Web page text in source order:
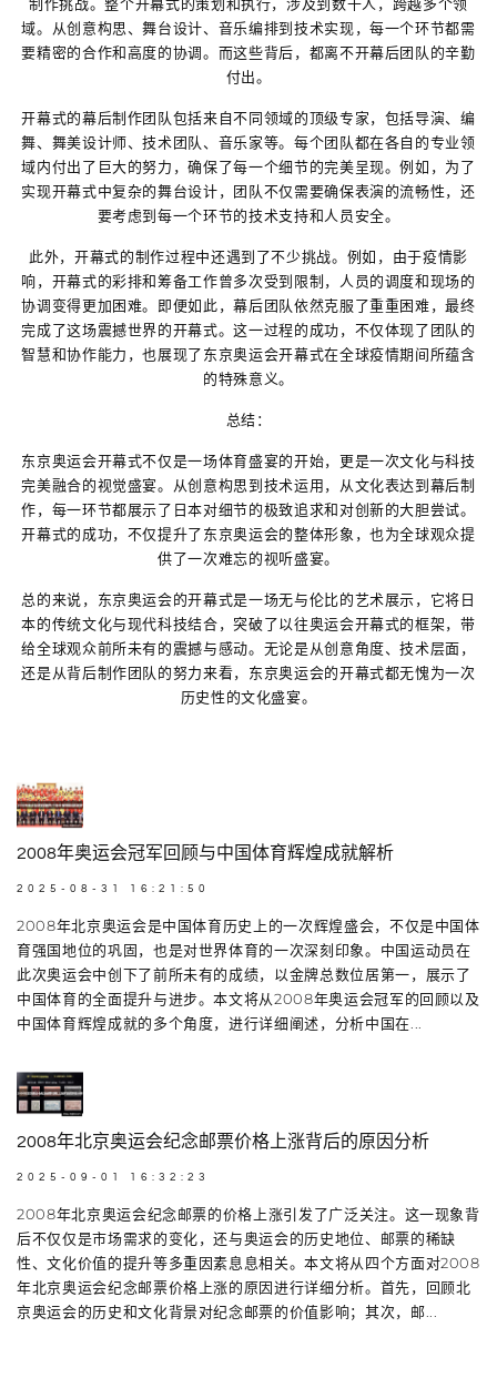
域。从创意构思、舞台设计、音乐编排到技术实现，每一个环节都需
要精密的合作和高度的协调。而这些背后，都离不开幕后团队的辛勤
付出。
开幕式的幕后制作团队包括来自不同领域的顶级专家，包括导演、编
舞、舞美设计师、技术团队、音乐家等。每个团队都在各自的专业领
域内付出了巨大的努力，确保了每一个细节的完美呈现。例如，为了
实现开幕式中复杂的舞台设计，团队不仅需要确保表演的流畅性，还
要考虑到每一个环节的技术支持和人员安全。
此外，开幕式的制作过程中还遇到了不少挑战。例如，由于疫情影
响，开幕式的彩排和筹备工作曾多次受到限制，人员的调度和现场的
协调变得更加困难。即便如此，幕后团队依然克服了重重困难，最终
完成了这场震撼世界的开幕式。这一过程的成功，不仅体现了团队的
智慧和协作能力，也展现了东京奥运会开幕式在全球疫情期间所蕴含
的特殊意义。
总结：
东京奥运会开幕式不仅是一场体育盛宴的开始，更是一次文化与科技
完美融合的视觉盛宴。从创意构思到技术运用，从文化表达到幕后制
作，每一环节都展示了日本对细节的极致追求和对创新的大胆尝试。
开幕式的成功，不仅提升了东京奥运会的整体形象，也为全球观众提
供了一次难忘的视听盛宴。
总的来说，东京奥运会的开幕式是一场无与伦比的艺术展示，它将日
本的传统文化与现代科技结合，突破了以往奥运会开幕式的框架，带
给全球观众前所未有的震撼与感动。无论是从创意角度、技术层面，
还是从背后制作团队的努力来看，东京奥运会的开幕式都无愧为一次
历史性的文化盛宴。
2008年奥运会冠军回顾与中国体育辉煌成就解析
2025-08-31 16:21:50
2008年北京奥运会是中国体育历史上的一次辉煌盛会，不仅是中国体
育强国地位的巩固，也是对世界体育的一次深刻印象。中国运动员在
此次奥运会中创下了前所未有的成绩，以金牌总数位居第一，展示了
中国体育的全面提升与进步。本文将从2008年奥运会冠军的回顾以及
中国体育辉煌成就的多个角度，进行详细阐述，分析中国在...
2008年北京奥运会纪念邮票价格上涨背后的原因分析
2025-09-01 16:32:23
2008年北京奥运会纪念邮票的价格上涨引发了广泛关注。这一现象背
后不仅仅是市场需求的变化，还与奥运会的历史地位、邮票的稀缺
性、文化价值的提升等多重因素息息相关。本文将从四个方面对2008
年北京奥运会纪念邮票价格上涨的原因进行详细分析。首先，回顾北
京奥运会的历史和文化背景对纪念邮票的价值影响；其次，邮...